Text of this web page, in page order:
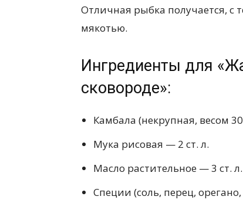
Отличная рыбка получается, с
мякотью.
Ингредиенты для
сковороде»:
Камбала (некрупная, весом
Мука рисовая — 2 ст. л.
Масло растительное — 3 ст. л.
Специи (соль, перец,